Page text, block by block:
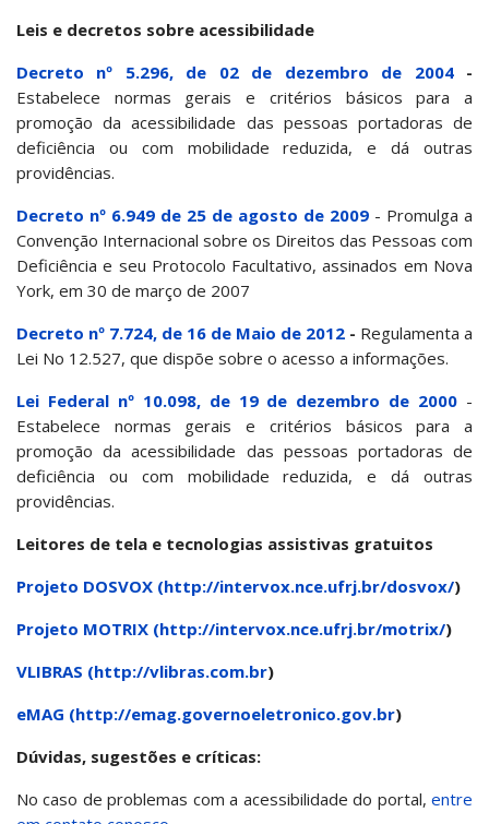
Leis e decretos sobre acessibilidade
Decreto nº 5.296, de 02 de dezembro de 2004-
Estabelece normas gerais e critérios básicos para a
promoção da acessibilidade das pessoas portadoras de
deficiência ou com mobilidade reduzida, e dá outras
providências.
Decreto nº 6.949 de 25 de agosto de 2009 - Promulga a
Convenção Internacional sobre os Direitos das Pessoas com
Deficiência e seu Protocolo Facultativo, assinados em Nova
York, em 30 de março de 2007
Decreto nº 7.724, de 16 de Maio de 2012 - Regulamenta a
Lei No 12.527, que dispõe sobre o acesso a informações.
Lei Federal nº 10.098, de 19 de dezembro de 2000 -
Estabelece normas gerais e critérios básicos para a
promoção da acessibilidade das pessoas portadoras de
deficiência ou com mobilidade reduzida, e dá outras
providências.
Leitores de tela e tecnologias assistivas gratuitos
Projeto DOSVOX (http://intervox.nce.ufrj.br/dosvox/)
Projeto MOTRIX (http://intervox.nce.ufrj.br/motrix/)
VLIBRAS (http://vlibras.com.br)
eMAG (http://emag.governoeletronico.gov.br)
Dúvidas, sugestões e críticas:
No caso de problemas com a acessibilidade do portal, entre